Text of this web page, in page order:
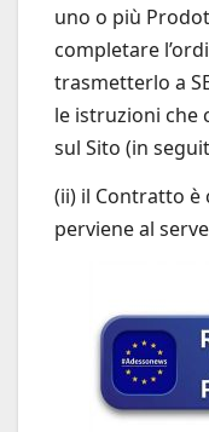
uno o più
completare
trasmetterlo a
le istruzioni che
sul Sito (in
(ii) il Contratto è
perviene al